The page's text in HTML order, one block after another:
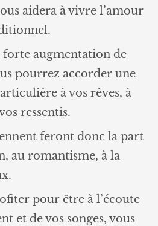
aidera à vivre l’amour
forte augmentation de
pourrez accorder une
à vos rêves, à
ressentis.
feront donc la part
au romantisme, à la
pour être à l’écoute
et de vos songes, vous